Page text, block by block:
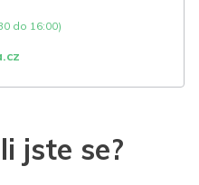
do 16:00)
jste se?